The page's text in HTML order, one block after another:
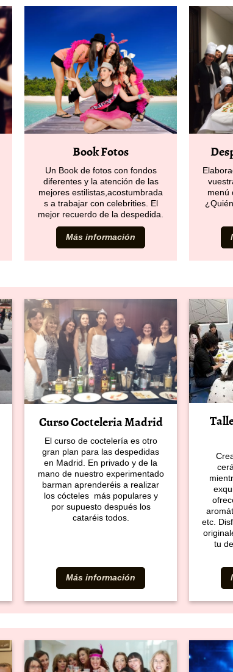
Book Fotos
Un Book de fotos con fondos
diferentes y la atención de las
mejores estilistas,acostumbrada
s a trabajar con celebrities. El
mejor recuerdo de la despedida.
Más información
menú
Curso Cocteleria Madrid
El curso de coctelería es otro
gran plan para las despedidas
en Madrid. En privado y de la
mano de nuestro experimentado
barman aprenderéis a realizar
los cócteles más populares y
por supuesto después los
cataréis todos.
Más información
etc.
tu